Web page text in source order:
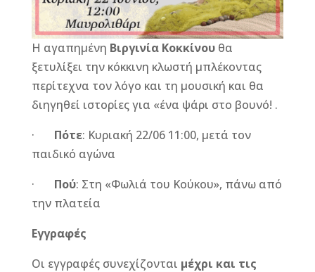
Η αγαπημένη Βιργινία Κοκκίνουθα
ξετυλίξει την κόκκινη κλωστή μπλέκοντας
περίτεχνα τον λόγο και τη μουσική και θα
διηγηθεί ιστορίες για «ένα ψάρι στο βουνό! .
· Πότε: Κυριακή 22/06 11:00, μετά τον
παιδικό αγώνα
· Πού: Στη «Φωλιά του Κούκου», πάνω από
την πλατεία
Εγγραφές
Οι εγγραφές συνεχίζονται μέχρι και τις